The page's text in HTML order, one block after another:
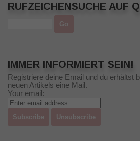
RUFZEICHENSUCHE AUF
IMMER INFORMIERT SEIN!
Registriere deine Email und du erhältst
neuen Artikels eine Mail.
Your email: